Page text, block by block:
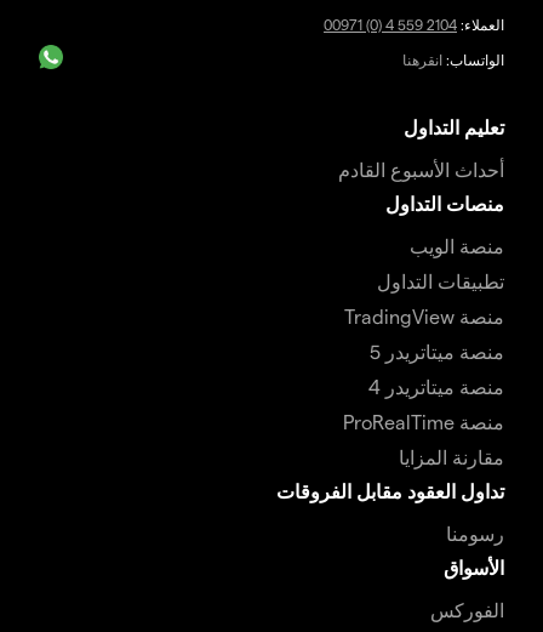
العملاء: 00971 (0) 4 559 2104
الواتساب: انقرهنا
تعليم التداول
أحداث الأسبوع القادم
منصات التداول
منصة الويب
تطبيقات التداول
منصة TradingView
منصة ميتاتريدر 5
منصة ميتاتريدر 4
منصة ProRealTime
مقارنة المزايا
تداول العقود مقابل الفروقات
رسومنا
الأسواق
الفوركس